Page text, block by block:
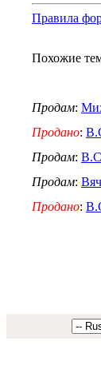
Правила
Похожие
Продам:
Продано:
Продам:
Продам:
Продано: